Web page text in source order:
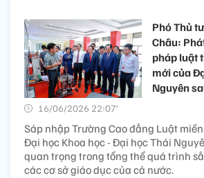
Phó Thủ
Châu:
pháp luật
mới của
Nguyên
16/06/2026 22:07’
Sáp nhập Trường Cao đẳng Luật
Đại học Khoa học - Đại học Thái
quan trọng trong tổng thể quá trình
các cơ sở giáo dục của cả nước.